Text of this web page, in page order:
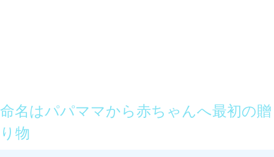
命名はパパママから赤ちゃんへ最初の贈
り物